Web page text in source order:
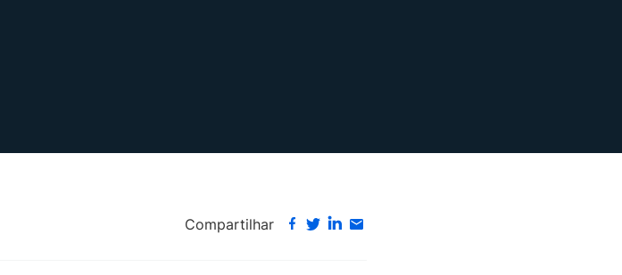
Compartilhar